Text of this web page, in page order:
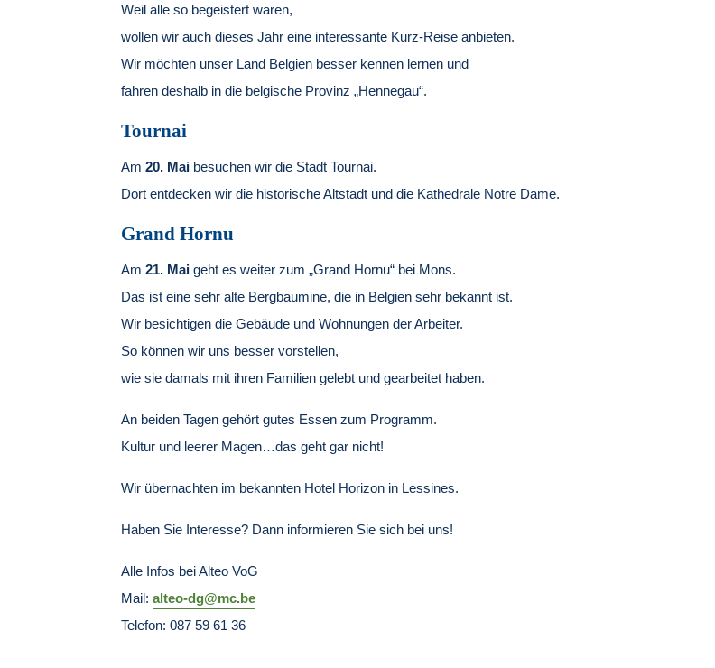
Weil alle so begeistert waren,
wollen wir auch dieses Jahr eine interessante Kurz-Reise anbieten.
Wir möchten unser Land Belgien besser kennen lernen und
fahren deshalb in die belgische Provinz „Hennegau“.
Tournai
Am 20. Mai besuchen wir die Stadt Tournai.
Dort entdecken wir die historische Altstadt und die Kathedrale Notre Dame.
Grand Hornu
Am 21. Mai geht es weiter zum „Grand Hornu“ bei Mons.
Das ist eine sehr alte Bergbaumine, die in Belgien sehr bekannt ist.
Wir besichtigen die Gebäude und Wohnungen der Arbeiter.
So können wir uns besser vorstellen,
wie sie damals mit ihren Familien gelebt und gearbeitet haben.
An beiden Tagen gehört gutes Essen zum Programm.
Kultur und leerer Magen…das geht gar nicht!
Wir übernachten im bekannten Hotel Horizon in Lessines.
Haben Sie Interesse? Dann informieren Sie sich bei uns!
Alle Infos bei Alteo VoG
Mail: alteo-dg@mc.be
Telefon: 087 59 61 36